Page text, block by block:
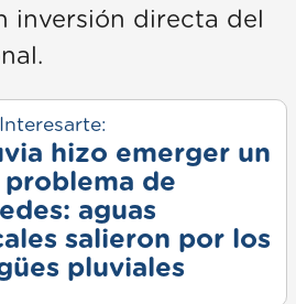
inversión directa del
hizo emerger un
de
aguas
salieron por los
pluviales